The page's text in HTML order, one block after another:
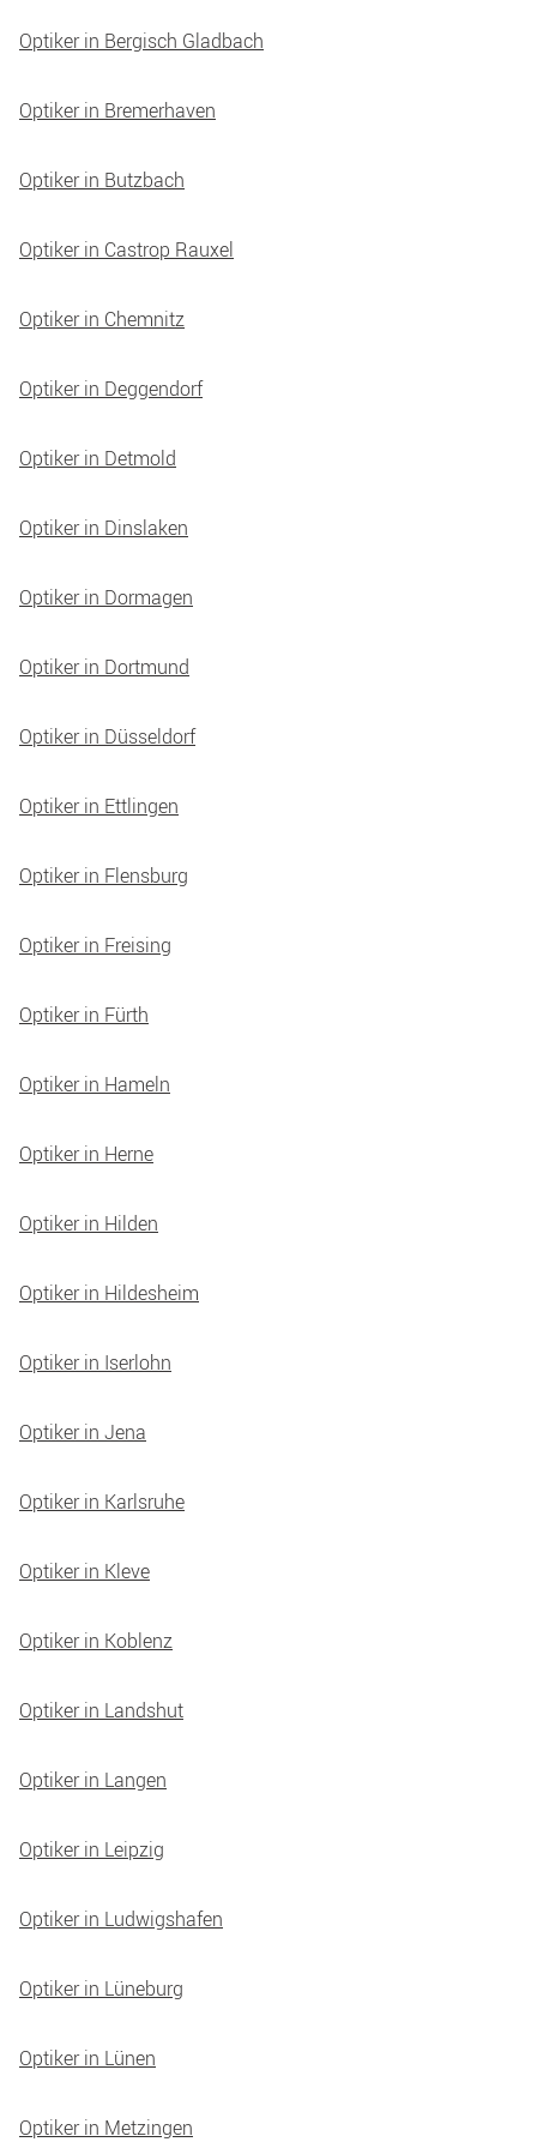
Optiker in Bergisch Gladbach
Optiker in Bremerhaven
Optiker in Butzbach
Optiker in Castrop Rauxel
Optiker in Chemnitz
Optiker in Deggendorf
Optiker in Detmold
Optiker in Dinslaken
Optiker in Dormagen
Optiker in Dortmund
Optiker in Düsseldorf
Optiker in Ettlingen
Optiker in Flensburg
Optiker in Freising
Optiker in Fürth
Optiker in Hameln
Optiker in Herne
Optiker in Hilden
Optiker in Hildesheim
Optiker in Iserlohn
Optiker in Jena
Optiker in Karlsruhe
Optiker in Kleve
Optiker in Koblenz
Optiker in Landshut
Optiker in Langen
Optiker in Leipzig
Optiker in Ludwigshafen
Optiker in Lüneburg
Optiker in Lünen
Optiker in Metzingen